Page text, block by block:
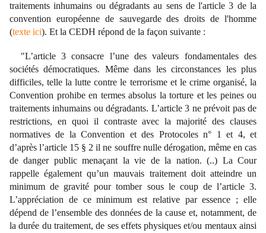
traitements inhumains ou dégradants au sens de l'article 3 de la
convention européenne de sauvegarde des droits de l'homme
(texte ici). Et la CEDH répond de la façon suivante :
"L’article 3 consacre l’une des valeurs fondamentales des
sociétés démocratiques. Même dans les circonstances les plus
difficiles, telle la lutte contre le terrorisme et le crime organisé, la
Convention prohibe en termes absolus la torture et les peines ou
traitements inhumains ou dégradants. L’article 3 ne prévoit pas de
restrictions, en quoi il contraste avec la majorité des clauses
normatives de la Convention et des Protocoles n° 1 et 4, et
d’après l’article 15 § 2 il ne souffre nulle dérogation, même en cas
de danger public menaçant la vie de la nation. (..) La Cour
rappelle également qu’un mauvais traitement doit atteindre un
minimum de gravité pour tomber sous le coup de l’article 3.
L’appréciation de ce minimum est relative par essence ; elle
dépend de l’ensemble des données de la cause et, notamment, de
la durée du traitement, de ses effets physiques et/ou mentaux ainsi